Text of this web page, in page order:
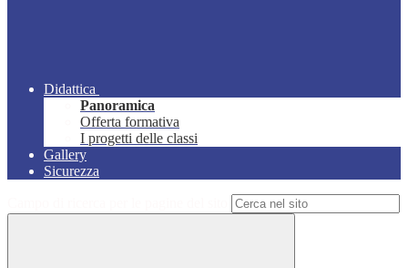
Didattica
Panoramica
Offerta formativa
I progetti delle classi
Gallery
Sicurezza